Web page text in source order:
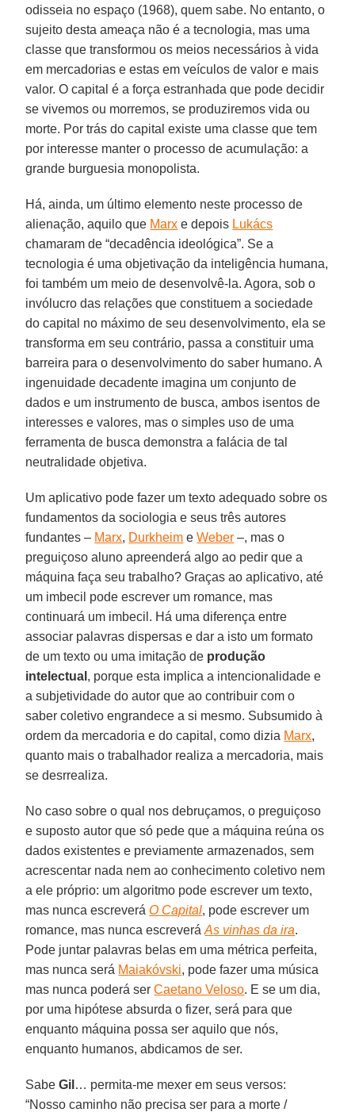
odisseia no espaço (1968), quem sabe. No entanto, o
sujeito desta ameaça não é a tecnologia, mas uma
classe que transformou os meios necessários à vida
em mercadorias e estas em veículos de valor e mais
valor. O capital é a força estranhada que pode decidir
se vivemos ou morremos, se produziremos vida ou
morte. Por trás do capital existe uma classe que tem
por interesse manter o processo de acumulação: a
grande burguesia monopolista.
Há, ainda, um último elemento neste processo de
alienação, aquilo que Marx e depois Lukács
chamaram de “decadência ideológica”. Se a
tecnologia é uma objetivação da inteligência humana,
foi também um meio de desenvolvê-la. Agora, sob o
invólucro das relações que constituem a sociedade
do capital no máximo de seu desenvolvimento, ela se
transforma em seu contrário, passa a constituir uma
barreira para o desenvolvimento do saber humano. A
ingenuidade decadente imagina um conjunto de
dados e um instrumento de busca, ambos isentos de
interesses e valores, mas o simples uso de uma
ferramenta de busca demonstra a falácia de tal
neutralidade objetiva.
Um aplicativo pode fazer um texto adequado sobre os
fundamentos da sociologia e seus três autores
fundantes – Marx, Durkheim eWeber –, mas o
preguiçoso aluno apreenderá algo ao pedir que a
máquina faça seu trabalho? Graças ao aplicativo, até
um imbecil pode escrever um romance, mas
continuará um imbecil. Há uma diferença entre
associar palavras dispersas e dar a isto um formato
de um texto ou uma imitação de produção
intelectual , porque esta implica a intencionalidade e
a subjetividade do autor que ao contribuir com o
saber coletivo engrandece a si mesmo. Subsumido à
ordem da mercadoria e do capital, como dizia Marx,
quanto mais o trabalhador realiza a mercadoria, mais
se desrrealiza.
No caso sobre o qual nos debruçamos, o preguiçoso
e suposto autor que só pede que a máquina reúna os
dados existentes e previamente armazenados, sem
acrescentar nada nem ao conhecimento coletivo nem
a ele próprio: um algoritmo pode escrever um texto,
mas nunca escreveráO Capital, pode escrever um
romance, mas nunca escreveráAs vinhas da ira.
Pode juntar palavras belas em uma métrica perfeita,
mas nunca será Maiakóvski, pode fazer uma música
mas nunca poderá serCaetano Veloso. E se um dia,
por uma hipótese absurda o fizer, será para que
enquanto máquina possa ser aquilo que nós,
enquanto humanos, abdicamos de ser.
SabeGil … permita-me mexer em seus versos:
“Nosso caminho não precisa ser para a morte /